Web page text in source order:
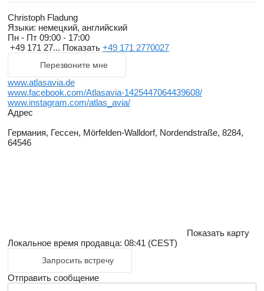
Christoph Fladung
Языки: немецкий, английский
Пн - Пт 09:00 - 17:00
+49 171 27... Показать +49 171 2770027
Перезвоните мне
www.atlasavia.de
www.facebook.com/Atlasavia-1425447064439608/
www.instagram.com/atlas_avia/
Адрес
Германия, Гессен, Mörfelden-Walldorf, Nordendstraße, 8284,
64546
Показать карту
Локальное время продавца: 08:41 (CEST)
Запросить встречу
Отправить сообщение